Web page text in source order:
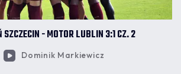
- MOTOR LUBLIN 3:1 CZ. 2
Dominik Markiewicz